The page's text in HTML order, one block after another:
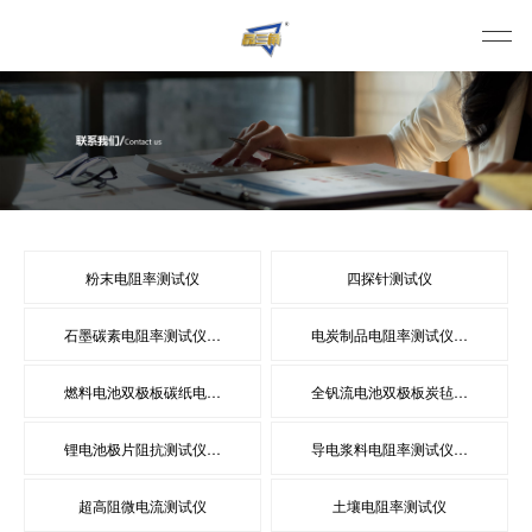
粉末电阻率测试仪 四探针测试仪
石墨碳素电阻率测试仪… 电炭制品电阻率测试仪…
燃料电池双极板碳纸电… 全钒流电池双极板炭毡…
锂电池极片阻抗测试仪… 导电浆料电阻率测试仪…
超高阻微电流测试仪 土壤电阻率测试仪